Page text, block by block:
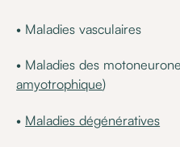
• Maladies vasculaires
• Maladies des
amyotrophique)
• Maladies dégénératives